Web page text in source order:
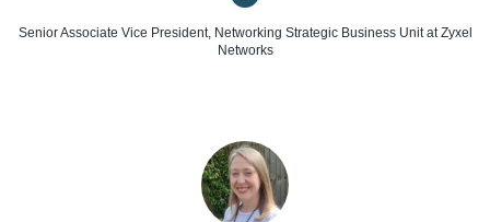
Senior Associate Vice President, Networking Strategic Business Unitat Zyxel
Networks